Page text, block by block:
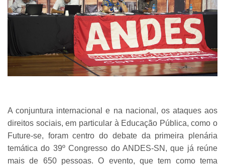
A conjuntura internacional e na nacional, os ataques aos
direitos sociais, em particular à Educação Pública, como o
Future-se, foram centro do debate da primeira plenária
temática do 39º Congresso do ANDES-SN, que já reúne
mais de 650 pessoas. O evento, que tem como tema